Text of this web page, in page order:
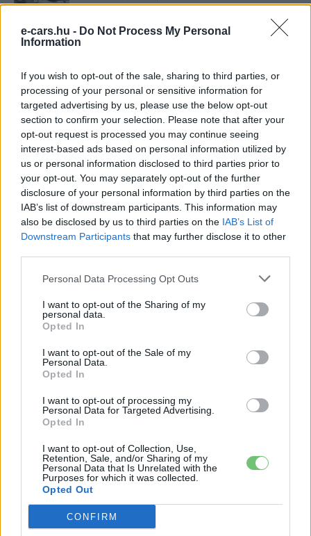
e-cars.hu - Do Not Process My Personal
Information
If you wish to opt-out of the sale, sharing to third parties, or
processing of your personal or sensitive information for
targeted advertising by us, please use the below opt-out
section to confirm your selection. Please note that after your
opt-out request is processed you may continue seeing
interest-based ads based on personal information utilized by
us or personal information disclosed to third parties prior to
your opt-out. You may separately opt-out of the further
disclosure of your personal information by third parties on the
IAB’s list of downstream participants. This information may
also be disclosed by us to third parties on the IAB’s List of
Downstream Participants that may further disclose it to other
Personal Data Processing Opt Outs
I want to opt-out of the Sharing of my
personal data.
Opted In
I want to opt-out of the Sale of my
Personal Data.
Opted In
I want to opt-out of processing my
Personal Data for Targeted Advertising.
Opted In
I want to opt-out of Collection, Use,
Retention, Sale, and/or Sharing of my
Personal Data that Is Unrelated with the
Purposes for which it was collected.
Opted Out
CONFIRM
e-cars.hu - 2022-04-16 0 hozzászólás
Ilyen, amikor a rendőrök lekapcsolnak
e-cars.hu - 2022-04-14 0 hozzászólás
Európa újraindul, az USA még kivár
Rozsa Arpad - 2020-04-16 0 hozzászólás
Tovább növelheti vezető szerepét a
Tesla
Rozsa Arpad 2020-04-13
akkumulátorokért.
Eriqo
1
Kapcsolat - Médiaajánlat